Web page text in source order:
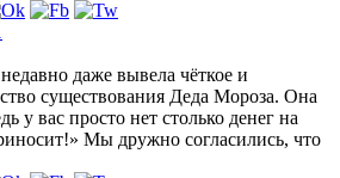
даже вывела чёткое и
существования Деда Мороза. Она
у вас просто нет столько денег на
Мы дружно согласились, что